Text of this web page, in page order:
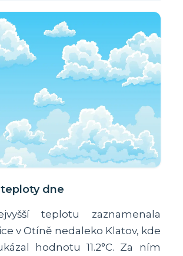
dne
teplotu zaznamenala
v Otíně nedaleko Klatov, kde
hodnotu 11.2°C. Za ním